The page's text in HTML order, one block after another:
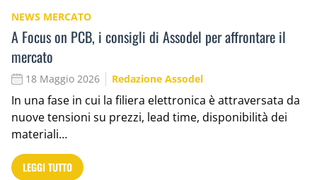
NEWS MERCATO
A Focus on PCB, i consigli di Assodel per affrontare il
mercato
18 Maggio 2026 Redazione Assodel
In una fase in cui la filiera elettronica è attraversata da
nuove tensioni su prezzi, lead time, disponibilità dei
materiali…
LEGGI TUTTO